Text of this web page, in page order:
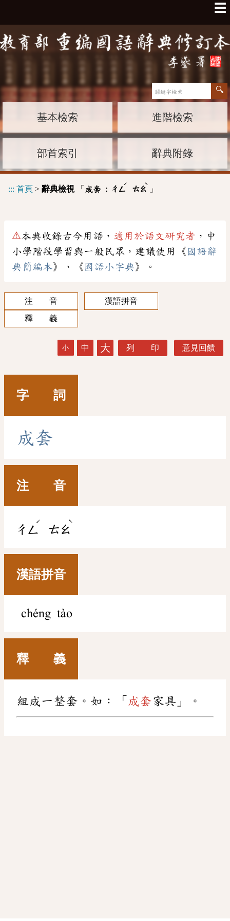
☰
基本檢索 進階檢索
部首索引 辭典附錄
::: 首頁 > 辭典檢視「 成套 : ㄔㄥ
ˊ
ㄊㄠ
ˋ
」
⚠本典收錄古今用語， 適用於語文研究者 ，中
小學階段學習與一般民眾，建議使用《 國語辭
典簡編本》、《 國語小字典》。
注 音
漢語拼音
釋 義
小 中 大 列 印 意見回饋
字 詞
成套
注 音
ㄔㄥ
ˊ
ㄊㄠ
ˋ
漢語拼音
chéng tào
釋 義
組成一整套。如：「 成套家具」。